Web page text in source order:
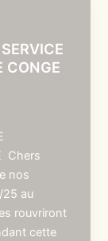
CONGE
Chers
nos
25 au
rouvriront
cette